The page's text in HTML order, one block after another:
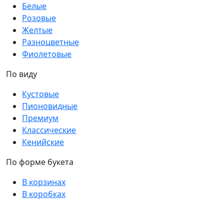
Белые
Розовые
Желтые
Разноцветные
Фиолетовые
По виду
Кустовые
Пионовидные
Премиум
Классические
Кенийские
По форме букета
В корзинах
В коробках